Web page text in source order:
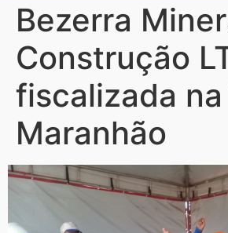
Bezerra
Construção
fiscalizada na
Maranhão